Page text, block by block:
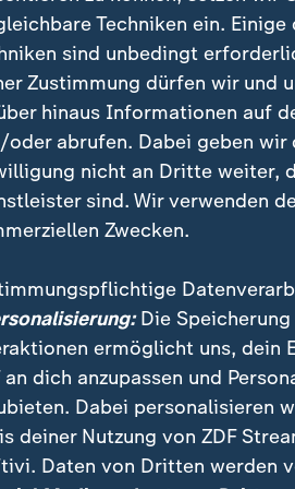
Europas sei eindeutig, einen
mit einer Einschätzung aus
sollen
EU-Staaten den Druck auf
abwickeln. Dafür
und Leistungskürzungen bei
müssen, wie die
in Brüssel mitteilten.
Techniken ein. Einige
sind unbedingt
Zustimmung dürfen wir und
hinaus Informationen auf
oder abrufen. Dabei geben wir
nicht an Dritte weiter,
sind. Wir verwenden
Zwecken.
Die
ermöglicht uns, dein
an dich anzupassen und
Dabei personalisieren
deiner Nutzung von ZDF
Daten von Dritten werden